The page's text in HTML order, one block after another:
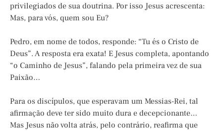
privilegiados de sua doutrina. Por isso Jesus acrescenta:
Mas, para vós, quem sou Eu?
Pedro, em nome de todos, responde: “Tu és o Cristo de
Deus”. A resposta era exata! E Jesus completa, apontando
“o Caminho de Jesus”, falando pela primeira vez de sua
Paixão…
Para os discípulos, que esperavam um Messias-Rei, tal
afirmação deve ter sido muito dura e decepcionante…
Mas Jesus não volta atrás, pelo contrário, reafirma que